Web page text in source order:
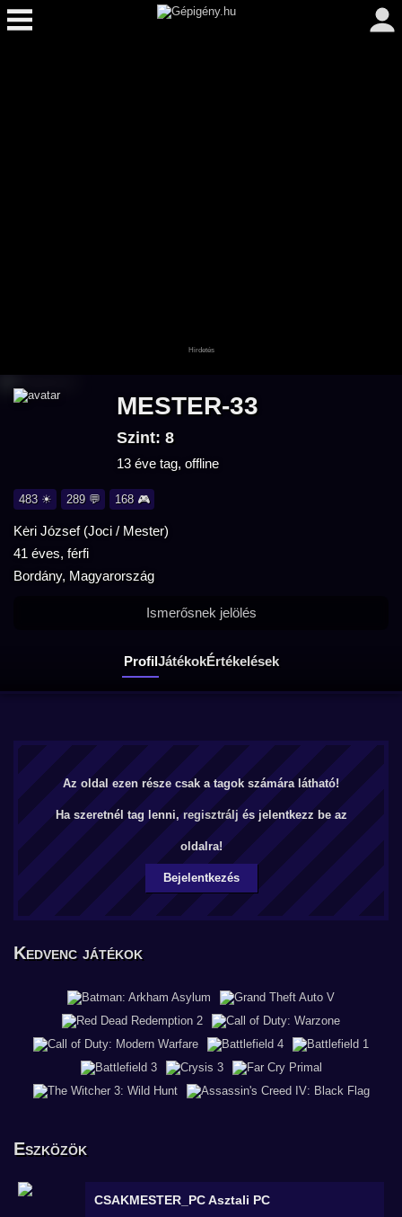
MESTER-33
Szint: 8
13 éve tag, offline
483 ☀ 289 💬 168 🎮
Kėri József (Joci / Mester)
41 éves, férfi
Bordány, Magyarország
ProfilJátékokÉrtékelések
Ismerősnek jelölés
Az oldal ezen része csak a tagok számára látható!
Ha szeretnél tag lenni, regisztrálj és jelentkezz be az
oldalra!
Bejelentkezés
Kedvenc játékok
Eszközök
CSAKMESTER_PCAsztali PC